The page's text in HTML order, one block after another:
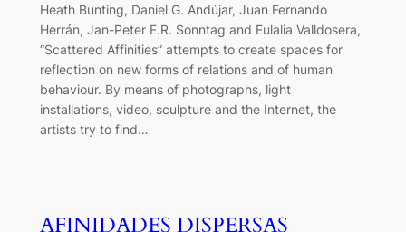
Heath Bunting, Daniel G. Andújar, Juan Fernando
Herrán, Jan-Peter E.R. Sonntag and Eulalia Valldosera,
“Scattered Affinities” attempts to create spaces for
reflection on new forms of relations and of human
behaviour. By means of photographs, light
installations, video, sculpture and the Internet, the
artists try to find…
AFINIDADES DISPERSAS